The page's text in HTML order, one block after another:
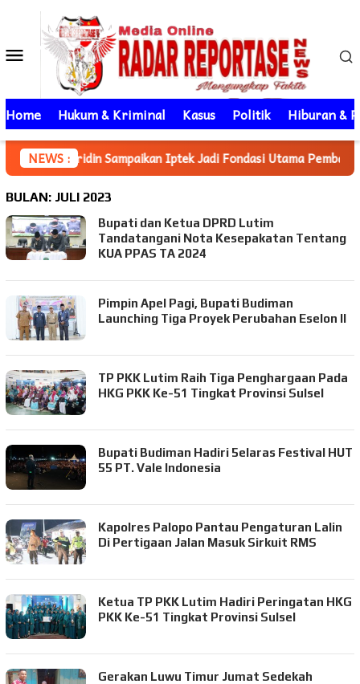
kontenMenu
Mobile
Home Hukum & Kriminal Kasus Politik Hiburan &
NEWS :
Sampaikan Iptek Jadi Fondasi Utama Pembangunan
BULAN: JULI 2023
Bupati dan Ketua DPRD Lutim
Tandatangani Nota Kesepakatan Tentang
KUA PPAS TA 2024
Pimpin Apel Pagi, Bupati Budiman
Launching Tiga Proyek Perubahan Eselon II
TP PKK Lutim Raih Tiga Penghargaan Pada
HKG PKK Ke-51 Tingkat Provinsi Sulsel
Bupati Budiman Hadiri 5elaras Festival HUT
55 PT. Vale Indonesia
Kapolres Palopo Pantau Pengaturan Lalin
Di Pertigaan Jalan Masuk Sirkuit RMS
Ketua TP PKK Lutim Hadiri Peringatan HKG
PKK Ke-51 Tingkat Provinsi Sulsel
Gerakan Luwu Timur Jumat Sedekah